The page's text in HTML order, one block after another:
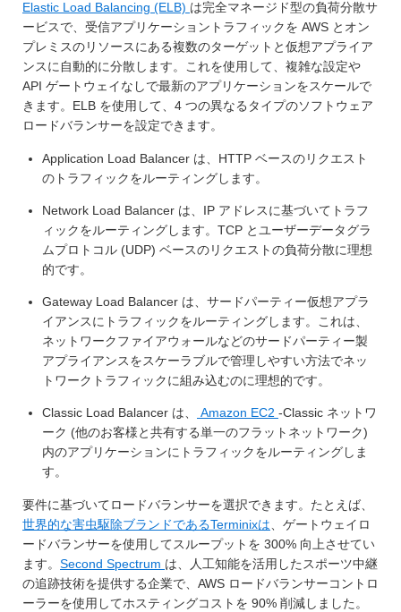
Elastic Load Balancing (ELB) は完全マネージド型の負荷分散サ
ービスで、受信アプリケーショントラフィックを AWS とオン
プレミスのリソースにある複数のターゲットと仮想アプライア
ンスに自動的に分散します。これを使用して、複雑な設定や
API ゲートウェイなしで最新のアプリケーションをスケールで
きます。ELB を使用して、4 つの異なるタイプのソフトウェア
ロードバランサーを設定できます。
Application Load Balancer は、HTTP ベースのリクエスト
のトラフィックをルーティングします。
Network Load Balancer は、IP アドレスに基づいてトラフ
ィックをルーティングします。TCP とユーザーデータグラ
ムプロトコル (UDP) ベースのリクエストの負荷分散に理想
的です。
Gateway Load Balancer は、サードパーティー仮想アプラ
イアンスにトラフィックをルーティングします。これは、
ネットワークファイアウォールなどのサードパーティー製
アプライアンスをスケーラブルで管理しやすい方法でネッ
トワークトラフィックに組み込むのに理想的です。
Classic Load Balancer は、 Amazon EC2 -Classic ネットワ
ーク (他のお客様と共有する単一のフラットネットワーク)
内のアプリケーションにトラフィックをルーティングしま
す。
要件に基づいてロードバランサーを選択できます。たとえば、
世界的な害虫駆除ブランドであるTerminixは、ゲートウェイロ
ードバランサーを使用してスループットを 300% 向上させてい
ます。 Second Spectrum は、人工知能を活用したスポーツ中継
の追跡技術を提供する企業で、AWS ロードバランサーコントロ
ーラーを使用してホスティングコストを 90% 削減しました。